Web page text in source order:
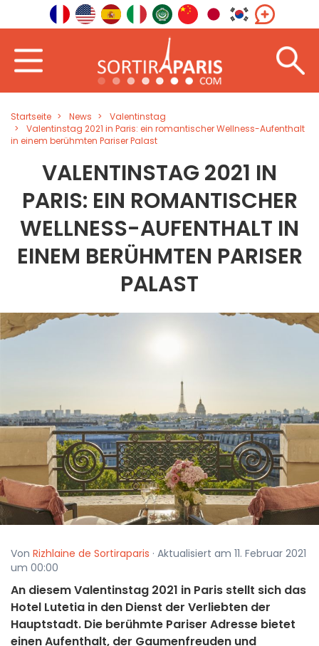
Startseite News
Valentinstag
Valentinstag 2021 in Paris: ein romantischer Wellness-Aufenthalt
in einem berühmten Pariser Palast
VALENTINSTAG 2021 IN
PARIS: EIN ROMANTISCHER
WELLNESS-AUFENTHALT IN
EINEM BERÜHMTEN PARISER
PALAST
Von Rizhlaine de Sortiraparis · Aktualisiert am 11. Februar 2021
um 00:00
An diesem Valentinstag 2021 in Paris stellt sich das
Hotel Lutetia in den Dienst der Verliebten der
Hauptstadt. Die berühmte Pariser Adresse bietet
einen Aufenthalt, der Gaumenfreuden und